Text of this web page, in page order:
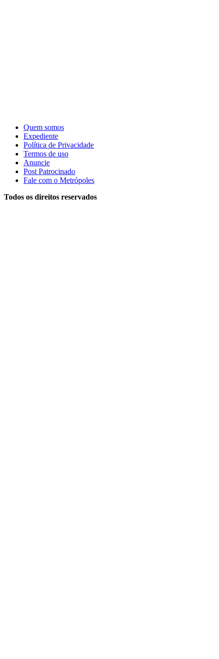
Quem somos
Expediente
Política de Privacidade
Termos de uso
Anuncie
Post Patrocinado
Fale com o Metrópoles
Todos os direitos reservados